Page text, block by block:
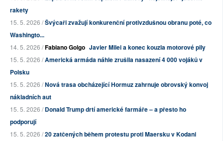
rakety
15. 5. 2026 /Švýcaři zvažují konkurenční protivzdušnou obranu poté, co
Washingto...
14. 5. 2026 /Fabiano Golgo Javier Milei a konec kouzla motorové pily
15. 5. 2026 /Americká armáda náhle zrušila nasazení 4 000 vojáků v
Polsku
15. 5. 2026 /Nová trasa obcházející Hormuz zahrnuje obrovský konvoj
nákladních aut
15. 5. 2026 /Donald Trump drtí americké farmáře – a přesto ho
podporují
15. 5. 2026 /20 zatčených během protestu proti Maersku v Kodani